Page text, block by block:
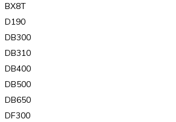
BX8T
D190
DB300
DB310
DB400
DB500
DB650
DF300